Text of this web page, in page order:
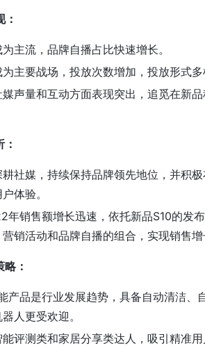
主流，品牌自播占比快速增长。
主要战场，投放次数增加，投放形式
声量和互动方面表现突出，追觅在新
社媒，持续保持品牌领先地位，并积
体验。
年销售额增长迅速，依托新品S10的发
销活动和品牌自播的组合，实现销售
：
产品是行业发展趋势，具备自动清洁、
人更受欢迎。
评测类和家居分享类达人，吸引精准